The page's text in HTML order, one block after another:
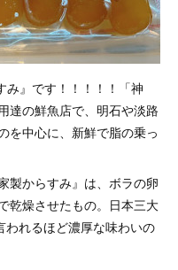
み』です！！！！！「神
達の鮮魚店で、明石や淡路
を中心に、新鮮で脂の乗っ
製からすみ』は、ボラの卵
乾燥させたもの。日本三大
れるほど濃厚な味わいの